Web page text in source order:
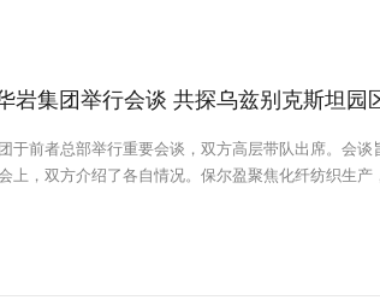
岩集团举行会谈 共探乌兹别克斯坦园
于前者总部举行重要会谈，双方高层带队出席。会
上，双方介绍了各自情况。保尔盈聚焦化纤纺织生